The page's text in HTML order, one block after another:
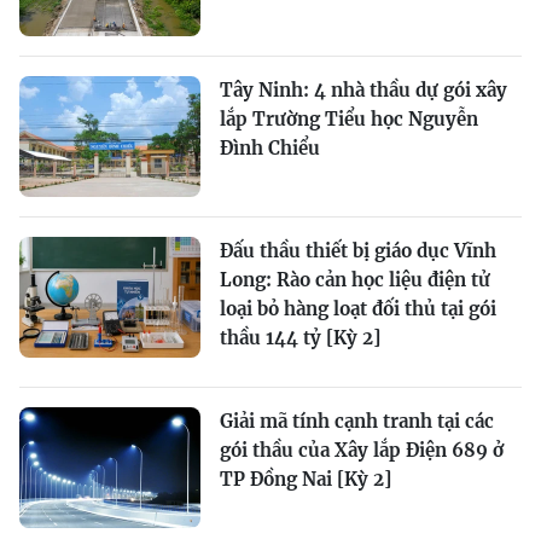
Tây Ninh: 4 nhà thầu dự gói xây
lắp Trường Tiểu học Nguyễn
Đình Chiểu
Đấu thầu thiết bị giáo dục Vĩnh
Long: Rào cản học liệu điện tử
loại bỏ hàng loạt đối thủ tại gói
thầu 144 tỷ [Kỳ 2]
Giải mã tính cạnh tranh tại các
gói thầu của Xây lắp Điện 689 ở
TP Đồng Nai [Kỳ 2]